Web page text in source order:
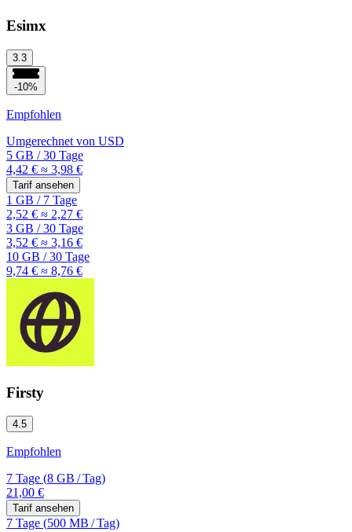
Esimx
3.3
-10%
Empfohlen
Umgerechnet von USD
5 GB /30 Tage
4,42 € ≈ 3,98 €
Tarif ansehen
1 GB /7 Tage
2,52 € ≈ 2,27 €
3 GB /30 Tage
3,52 € ≈ 3,16 €
10 GB /30 Tage
9,74 € ≈ 8,76 €
Firsty
4.5
Empfohlen
7 Tage (8 GB /Tag)
21,00 €
Tarif ansehen
7 Tage (500 MB /Tag)